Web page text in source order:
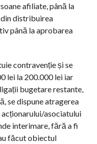
afiliate, până la
distribuirea
până la aprobarea
contravenție și se
lei la 200.000 lei iar
bugetare restante,
se dispune atragerea
asociatului
interimare, fără a fi
făcut obiectul